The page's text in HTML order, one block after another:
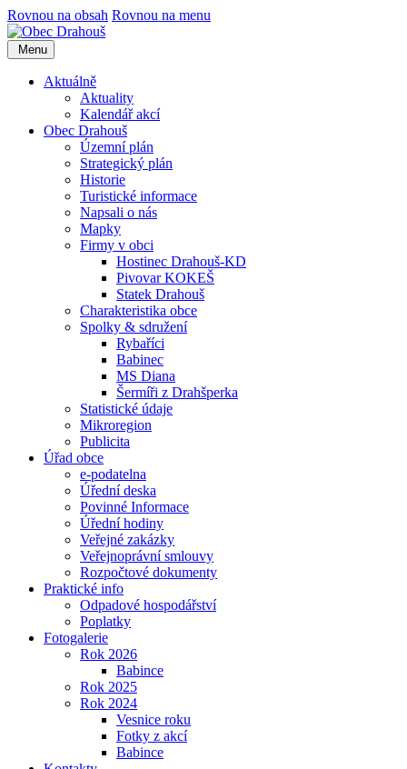
Rovnou na obsah Rovnou na menu
Menu
Aktuálně
Aktuality
Kalendář akcí
Obec Drahouš
Územní plán
Strategický plán
Historie
Turistické informace
Napsali o nás
Mapky
Firmy v obci
Hostinec Drahouš-KD
Pivovar KOKEŠ
Statek Drahouš
Charakteristika obce
Spolky & sdružení
Rybaříci
Babinec
MS Diana
Šermíři z Drahšperka
Statistické údaje
Mikroregion
Publicita
Úřad obce
e-podatelna
Úřední deska
Povinné Informace
Úřední hodiny
Veřejné zakázky
Veřejnoprávní smlouvy
Rozpočtové dokumenty
Praktické info
Odpadové hospodářství
Poplatky
Fotogalerie
Rok 2026
Babince
Rok 2025
Rok 2024
Vesnice roku
Fotky z akcí
Babince